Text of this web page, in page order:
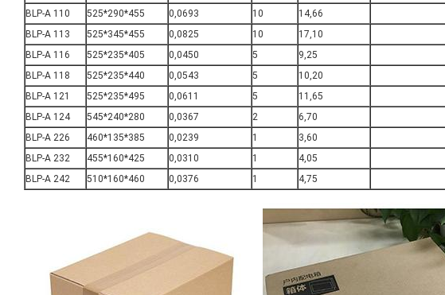
BLP-A 110
525*290*455 0,0693 10
14,66
BLP-A 113
525*345*455 0,0825 10
17,10
BLP-A 116
525*235*405 0,0450 5
9,25
BLP-A 118
525*235*440 0,0543 5
10,20
BLP-A 121
525*235*495 0,0611 5
11,65
BLP-A 124
545*240*280 0,0367 2
6,70
BLP-A 226
460*135*385 0,0239 1
3,60
BLP-A 232
455*160*425 0,0310 1
4,05
BLP-A 242
510*160*460 0,0376 1 4,75